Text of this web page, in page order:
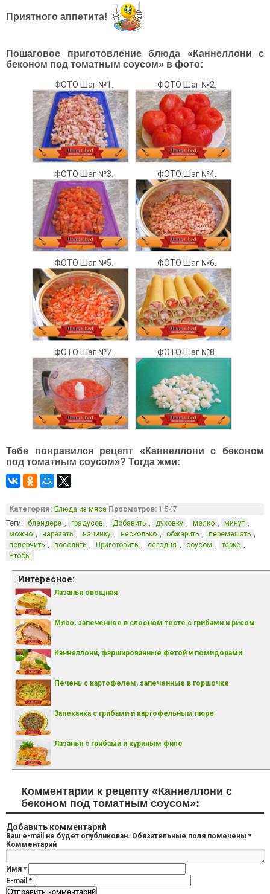
Приятного аппетита!
Пошаговое приготовление блюда «Каннеллони с
беконом под томатным соусом» в фото:
ФОТО Шаг №1. ФОТО Шаг №2.
ФОТО Шаг №3. ФОТО Шаг №4.
ФОТО Шаг №5. ФОТО Шаг №6.
ФОТО Шаг №7. ФОТО Шаг №8.
Тебе понравился рецепт «Каннеллони с беконом
под томатным соусом»? Тогда жми:
Категория: Блюда из мяса Просмотров: 1 547
Теги: блендере , градусов , Добавить , духовку , мелко , минут ,
можно , нарезать , начинку , несколько , обжарить , перемешать ,
поперчить , посолить , Приготовить , сегодня , соусом , терке ,
Чтобы
Интересное:
Лазанья овощная
Мясо, запеченное в слоеном тесте с грибами и рисом
Каннеллони, фаршированные фетой и помидорами
Печень с картофелем, запеченные в горшочке
Запеканка с грибами и картофельным пюре
Лазанья с грибами и куриным филе
Комментарии к рецепту «Каннеллони с
беконом под томатным соусом»:
Добавить комментарий
Ваш e-mail не будет опубликован. Обязательные поля помечены *
Комментарий
Имя *
E-mail *